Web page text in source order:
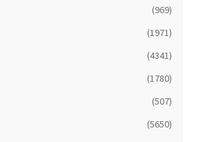
(969)
(1971)
(4341)
(1780)
(507)
(5650)